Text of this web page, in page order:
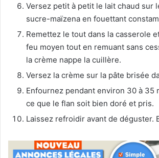
Versez petit à petit le lait chaud sur
sucre-maïzena en fouettant
Remettez le tout dans la casserole
feu moyen tout en remuant sans
la crème nappe la cuillère.
Versez la crème sur la pâte brisée
Enfournez pendant environ 30 à 35
ce que le flan soit bien doré et pris.
Laissez refroidir avant de déguster.